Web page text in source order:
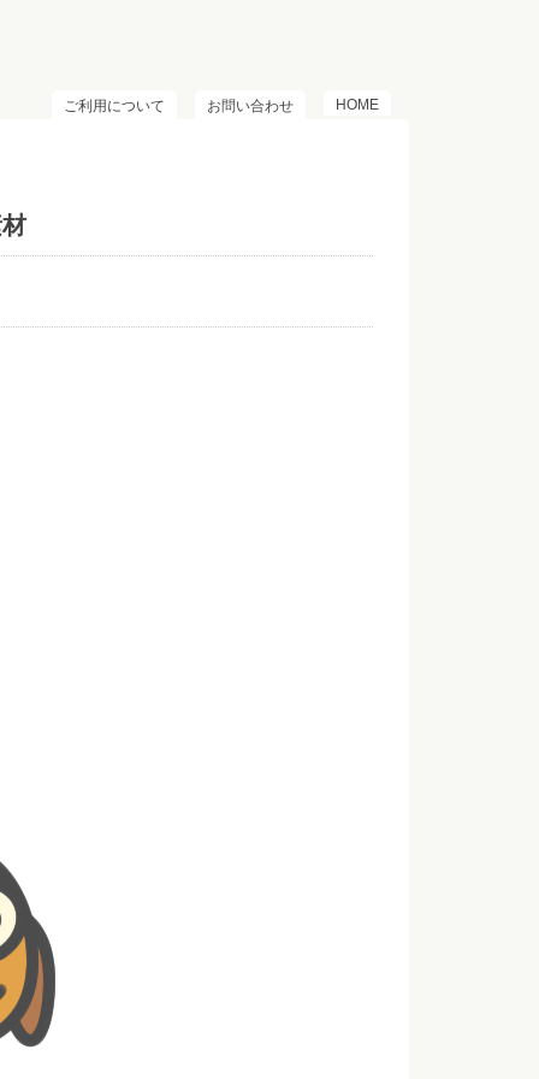
HOME
お問い合わせ
ご利用について